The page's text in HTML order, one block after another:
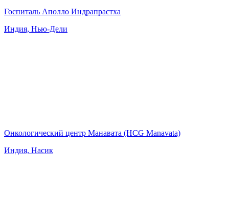
Госпиталь Аполло Индрапрастха
Индия, Нью-Дели
Онкологический центр Манавата (HCG Manavata)
Индия, Насик